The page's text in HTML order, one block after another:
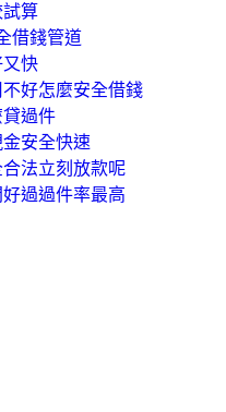
算
借錢管道
快
好怎麼安全借錢
過件
安全快速
法立刻放款呢
過過件率最高